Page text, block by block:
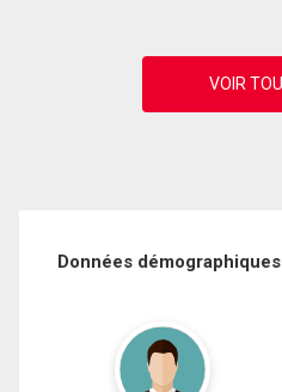
Données démographiques